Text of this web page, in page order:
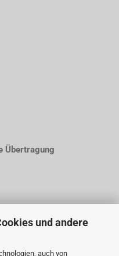
und andere
auch von
Übertragung